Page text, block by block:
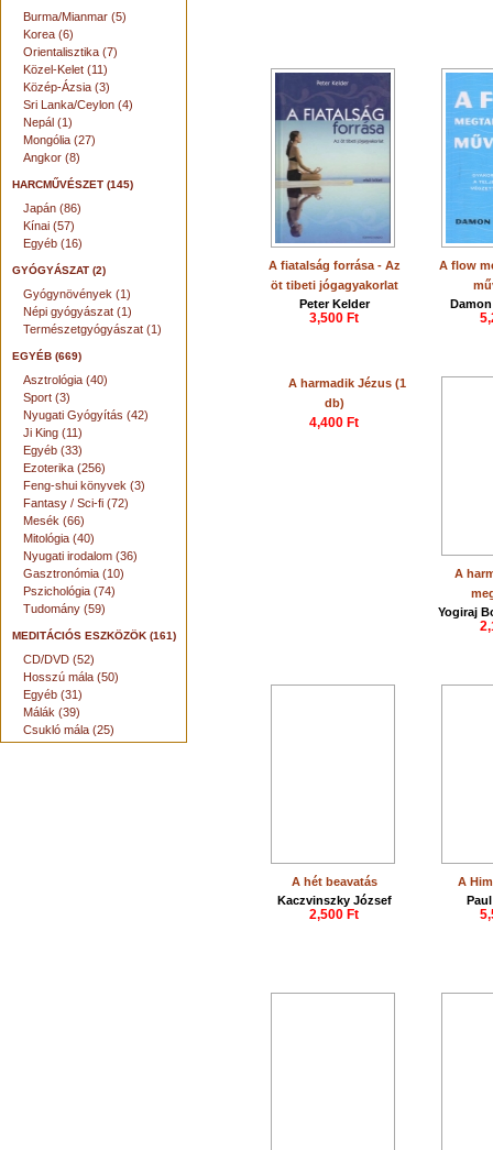
Burma/Mianmar (5)
Korea (6)
Orientalisztika (7)
Közel-Kelet (11)
Közép-Ázsia (3)
Sri Lanka/Ceylon (4)
Nepál (1)
Mongólia (27)
Angkor (8)
HARCMŰVÉSZET (145)
Japán (86)
Kínai (57)
Egyéb (16)
GYÓGYÁSZAT (2)
Gyógynövények (1)
Népi gyógyászat (1)
Természetgyógyászat (1)
EGYÉB (669)
Asztrológia (40)
Sport (3)
Nyugati Gyógyítás (42)
Ji King (11)
Egyéb (33)
Ezoterika (256)
Feng-shui könyvek (3)
Fantasy / Sci-fi (72)
Mesék (66)
Mitológia (40)
Nyugati irodalom (36)
Gasztronómia (10)
Pszichológia (74)
Tudomány (59)
MEDITÁCIÓS ESZKÖZÖK (161)
CD/DVD (52)
Hosszú mála (50)
Egyéb (31)
Málák (39)
Csukló mála (25)
A fiatalság forrása - Az
öt tibeti jógagyakorlat
Peter Kelder
3,500 Ft
A flow
A harmadik Jézus (1
db)
4,400 Ft
A
Yogiraj
A hét beavatás
Kaczvinszky József
2,500 Ft
A